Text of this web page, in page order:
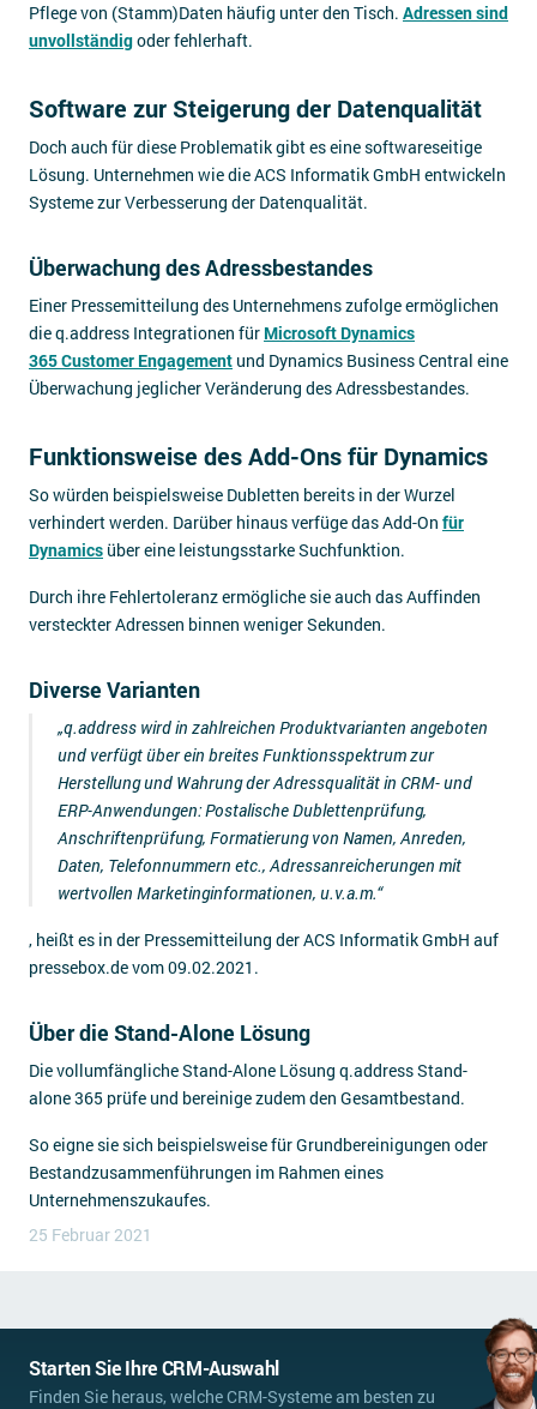
Pflege von (Stamm)Daten häufig unter den Tisch. Adressen sind
unvollständigoder fehlerhaft.
Software zur Steigerung der Datenqualität
Doch auch für diese Problematik gibt es eine softwareseitige
Lösung. Unternehmen wie die ACS Informatik GmbH entwickeln
Systeme zur Verbesserung der Datenqualität.
Überwachung des Adressbestandes
Einer Pressemitteilung des Unternehmens zufolge ermöglichen
die q.address Integrationen für Microsoft Dynamics
365 Customer Engagement und Dynamics Business Central eine
Überwachung jeglicher Veränderung des Adressbestandes.
Funktionsweise des Add-Ons für Dynamics
So würden beispielsweise Dubletten bereits in der Wurzel
verhindert werden. Darüber hinaus verfüge das Add-On für
Dynamics über eine leistungsstarke Suchfunktion.
Durch ihre Fehlertoleranz ermögliche sie auch das Auffinden
versteckter Adressen binnen weniger Sekunden.
Diverse Varianten
„q.address wird in zahlreichen Produktvarianten angeboten
und verfügt über ein breites Funktionsspektrum zur
Herstellung und Wahrung der Adressqualität in CRM- und
ERP-Anwendungen: Postalische Dublettenprüfung,
Anschriftenprüfung, Formatierung von Namen, Anreden,
Daten, Telefonnummern etc., Adressanreicherungen mit
wertvollen Marketinginformationen, u.v.a.m.“
, heißt es in der Pressemitteilung der ACS Informatik GmbH auf
pressebox.de vom 09.02.2021.
Über die Stand-Alone Lösung
Die vollumfängliche Stand-Alone Lösung q.address Stand-
alone 365 prüfe und bereinige zudem den Gesamtbestand.
So eigne sie sich beispielsweise für Grundbereinigungen oder
Bestandzusammenführungen im Rahmen eines
Unternehmenszukaufes.
25 Februar 2021
Starten Sie Ihre CRM-Auswahl
Finden Sie heraus, welche CRM-Systeme am besten zu